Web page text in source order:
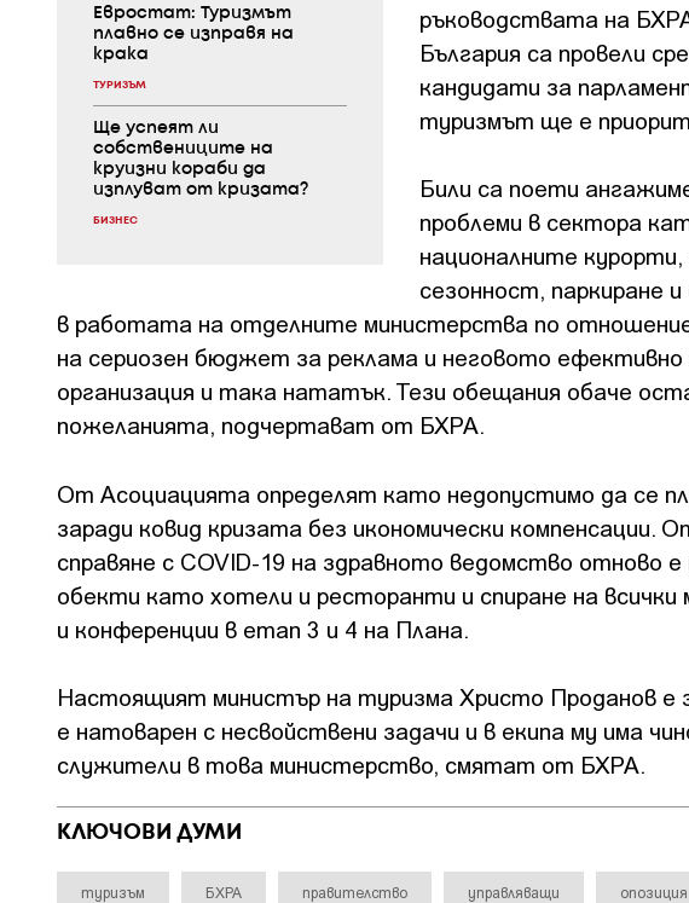
Евростат: Туризмът
плавно се изправя на
крака
ТУРИЗЪМ
Ще успеят ли
собствениците на
круизни кораби да
изплуват от кризата?
БИЗНЕС
ръководствата на
България са провели
кандидати за
туризмът ще е
Били са поети
проблеми в сектора
националните
сезонност, паркиране
в работата на отделните министерства по
на сериозен бюджет за реклама и неговото ефективно
организация и така нататък. Тези обещания обаче
пожеланията, подчертават от БХРА.
От Асоциацията определят като недопустимо да се
заради ковид кризата без икономически компенсации.
справяне с COVID-19 на здравното ведомство отново
обекти като хотели и ресторанти и спиране на
и конференции в етап 3 и 4 на Плана.
Настоящият министър на туризма Христо Проданов е
е натоварен с несвойствени задачи и в екипа му има
служители в това министерство, смятат от БХРА.
КЛЮЧОВИ ДУМИ
туризъм БХРА правителство управляващи опозиция